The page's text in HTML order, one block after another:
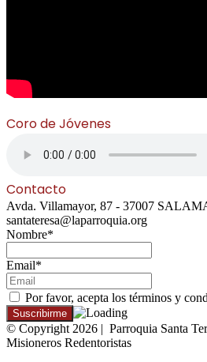
Coro de Jóvenes
Contacto
Avda. Villamayor, 87 - 37007
santateresa@laparroquia.org
Nombre*
Email*
Por favor, acepta los términos y
© Copyright 2026 | Parroquia Santa
Misioneros Redentoristas